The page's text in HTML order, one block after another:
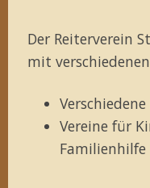
Der Reiterverein
mit
Vereine für
Familienhilfe